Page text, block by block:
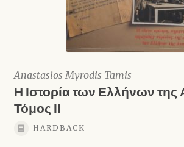
Anastasios Myrodis Tamis
Η Ιστορία των Ελλήνων της
Τόμος ΙΙ
HARDBACK